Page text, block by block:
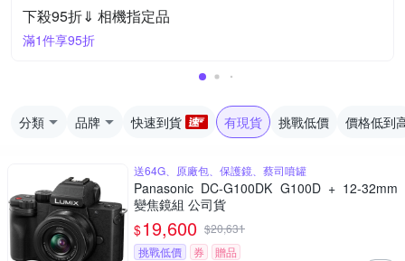
下殺95折⇓ 相機指定品
滿1件享95折
分類 品牌 快速到貨 有現貨 挑戰低價 價格低到
送64G、原廠包、保護鏡、蔡司噴罐
Panasonic DC-G100DK G100D + 12-32mm
變焦鏡組 公司貨
$19,600 $20,631
挑戰低價
券 贈品